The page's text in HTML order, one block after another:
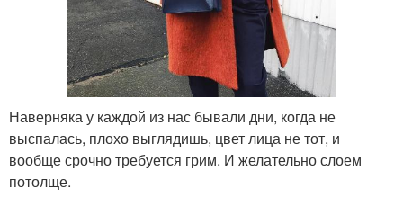
Наверняка у каждой из нас бывали дни, когда не
выспалась, плохо выглядишь, цвет лица не тот, и
вообще срочно требуется грим. И желательно слоем
потолще.